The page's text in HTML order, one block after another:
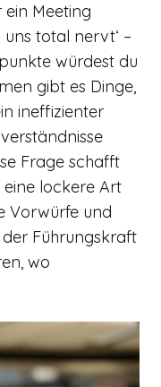
ein Meeting
total nervt‘ –
würdest du
gibt es Dinge,
ineffizienter
Frage schafft
lockere Art
Vorwürfe und
der Führungskraft
wo